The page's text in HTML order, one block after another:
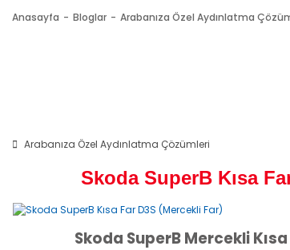
Anasayfa Bloglar Arabanıza Özel Aydınlatma
Arabanıza Özel Aydınlatma Çözümleri
Skoda SuperB Kısa
Skoda SuperB Mercekli